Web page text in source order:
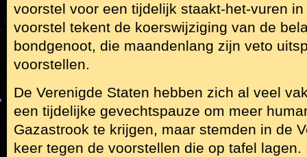
voorstel voor een tijdelijk staakt-het-vuren
voorstel tekent de koerswijziging van de
bondgenoot, die maandenlang zijn veto
voorstellen.
De Verenigde Staten hebben zich al veel
een tijdelijke gevechtspauze om meer
Gazastrook te krijgen, maar stemden in de
keer tegen de voorstellen die op tafel